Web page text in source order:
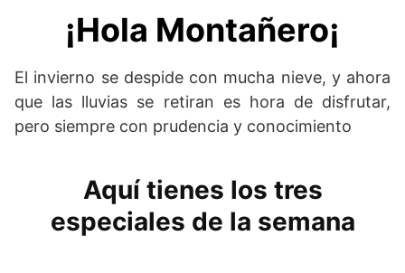
¡Hola Montañero¡
El invierno se despide con mucha nieve, y ahora
que las lluvias se retiran es hora de disfrutar,
pero siempre con prudencia y conocimiento
Aquí tienes los tres
especiales de la semana